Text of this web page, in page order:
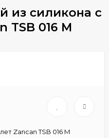
из силикона с
TSB 016 M
Zancan TSB 016 M